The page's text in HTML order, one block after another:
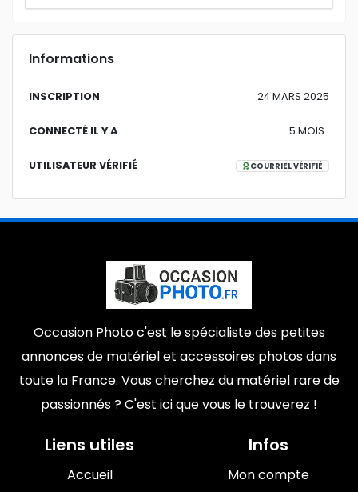
Informations
INSCRIPTION 24 MARS 2025
CONNECTÉ IL Y A 5 MOIS .
UTILISATEUR VÉRIFIÉ COURRIEL VÉRIFIÉ
Occasion Photo c'est le spécialiste des petites
annonces de matériel et accessoires photos dans
toute la France. Vous cherchez du matériel rare de
passionnés ? C'est ici que vous le trouverez !
Liens utiles
Accueil
Infos
Mon compte